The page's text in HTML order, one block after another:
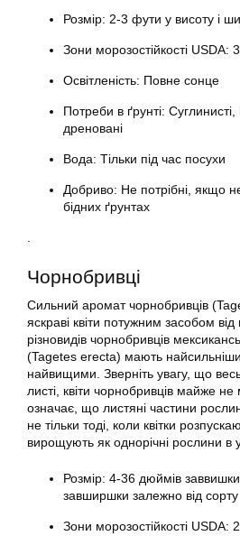
Розмір: 2-3 фути у висоту і
Зони морозостійкості USDA:
Освітленість: Повне сонце
Потреби в ґрунті:
дреновані
Вода: Тільки під час посухи
Добриво: Не потрібні, якщо
бідних ґрунтах
.
Чорнобривці
Сильний аромат чорнобривців
яскраві квіти потужним засобом від
різновидів чорнобривців
(Tagetes erecta) мають
найвищими. Зверніть увагу, що
листі, квіти чорнобривців майже
означає, що листяні частини
не тільки тоді, коли квітки
вирощують як однорічні рослини в
Розмір: 4-36 дюймів
завширшки залежно від сорту
Зони морозостійкості USDA: